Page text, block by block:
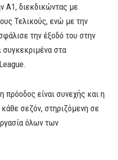
Α1, διεκδικώντας με
Τελικούς, ενώ με την
την έξοδό του στην
συγκεκριμένα στα
πρόοδος είναι συνεχής και η
σεζόν, στηριζόμενη σε
όλων των